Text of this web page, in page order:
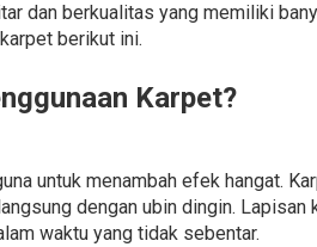
dan berkualitas yang memiliki
berikut ini.
Karpet?
untuk menambah efek hangat.
dengan ubin dingin.
waktu yang tidak sebentar.